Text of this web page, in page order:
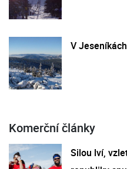
V
Komerční články
Silou lví,